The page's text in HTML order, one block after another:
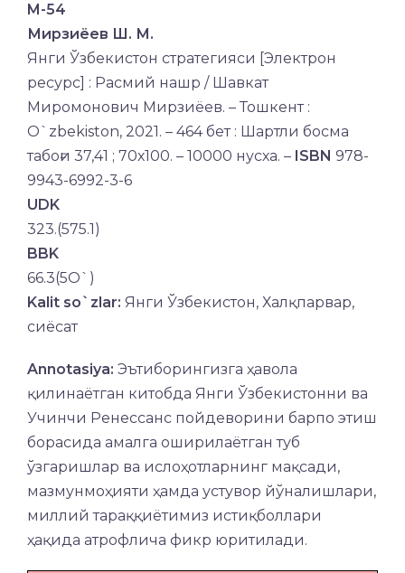
M-54
Мирзиёев Ш. М.
Янги Ўзбекистон стратегияси [Электрон
ресурс] : Расмий нашр / Шавкат
Миромонович Мирзиёев. – Тошкент :
O`zbekiston, 2021. – 464 бет : Шартли босма
табоғи 37,41 ; 70х100. – 10000 нусха. – ISBN 978-
9943-6992-3-6
UDK
323.(575.1)
BBK
66.3(5O`)
Kalit so`zlar: Янги Ўзбекистон, Халқпарвар,
сиёсат
Annotasiya: Эътиборингизга ҳавола
қилинаётган китобда Янги Ўзбекистонни ва
Учинчи Ренессанс пойдеворини барпо этиш
борасида амалга оширилаётган туб
ўзгаришлар ва ислоҳотларнинг мақсади,
мазмунмоҳияти ҳамда устувор йўналишлари,
миллий тараққиётимиз истиқболлари
ҳақида атрофлича фикр юритилади.